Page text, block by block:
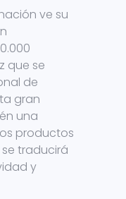
ve su
que se
de
gran
una
productos
traducirá
y